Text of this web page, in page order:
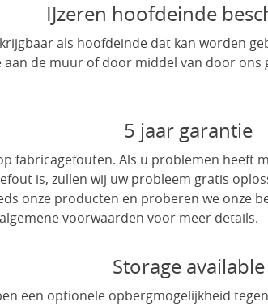
IJzeren hoofdeinde
als hoofdeinde dat kan worden
de muur of door middel van door ons
5 jaar garantie
fabricagefouten. Als u problemen heeft
is, zullen wij uw probleem gratis
onze producten en proberen we onze
voorwaarden voor meer details.
Storage available
een optionele opbergmogelijkheid